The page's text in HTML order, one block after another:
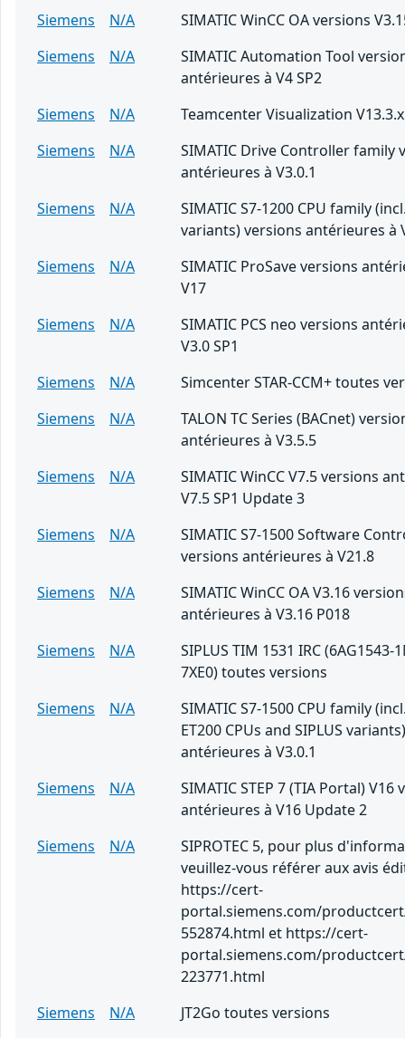
Siemens
N/A
SIMATIC WinCC OA versions
Siemens
N/A
SIMATIC Automation Tool
antérieures à V4 SP2
Siemens
N/A
Teamcenter Visualization V13.3.x
Siemens
N/A
SIMATIC Drive Controller family
antérieures à V3.0.1
Siemens
N/A
SIMATIC S7-1200 CPU family
variants) versions antérieures à
Siemens
N/A
SIMATIC ProSave versions
V17
Siemens
N/A
SIMATIC PCS neo versions
V3.0 SP1
Siemens
N/A
Simcenter STAR-CCM+ toutes
Siemens
N/A
TALON TC Series (BACnet)
antérieures à V3.5.5
Siemens
N/A
SIMATIC WinCC V7.5 versions
V7.5 SP1 Update 3
Siemens
N/A
SIMATIC S7-1500 Software
versions antérieures à V21.8
Siemens
N/A
SIMATIC WinCC OA V3.16
antérieures à V3.16 P018
Siemens
N/A
SIPLUS TIM 1531 IRC (6AG1543-
7XE0) toutes versions
Siemens
N/A
SIMATIC S7-1500 CPU family
ET200 CPUs and SIPLUS
antérieures à V3.0.1
Siemens
N/A
SIMATIC STEP 7 (TIA Portal) V16
antérieures à V16 Update 2
Siemens
N/A
SIPROTEC 5, pour plus
veuillez-vous référer aux avis
https://cert-
portal.siemens.com/
552874.html et https://cert-
portal.siemens.com/
223771.html
Siemens
N/A
JT2Go toutes versions